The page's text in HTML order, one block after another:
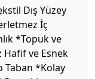
Dış Yüzey
İç
*Topuk ve
Hafif ve Esnek
Taban *Kolay